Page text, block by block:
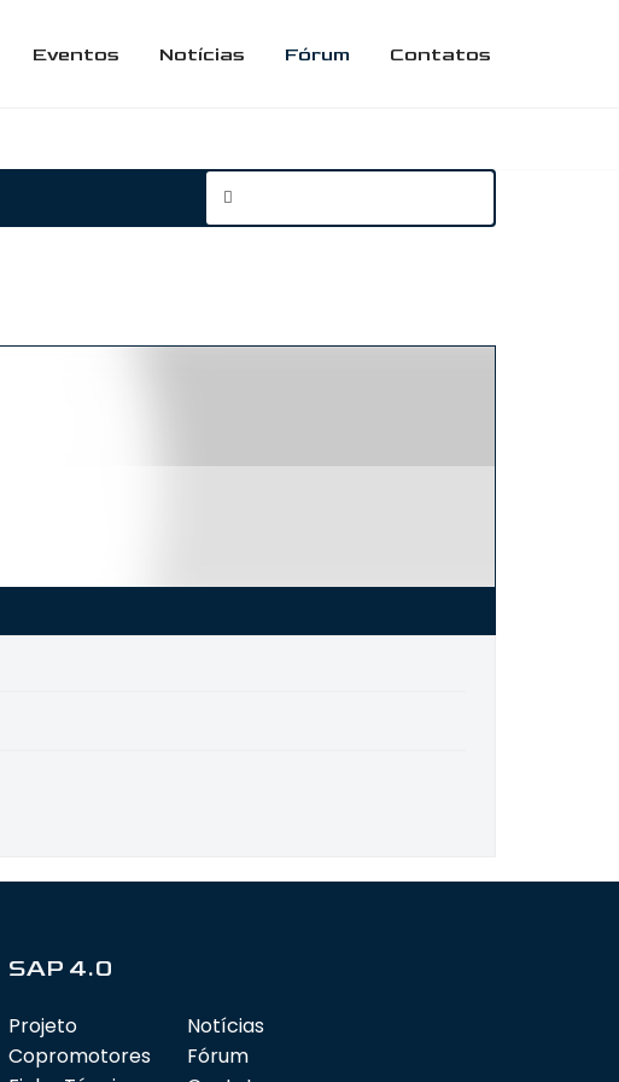
Eventos Notícias Fórum Contatos
SAP 4.0
Projeto
Copromotores
Notícias
Fórum